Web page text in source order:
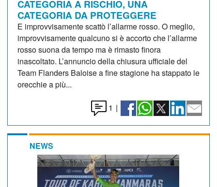
CATEGORIA A RISCHIO, UNA
CATEGORIA DA PROTEGGERE
E improvvisamente scattò l’allarme rosso. O meglio,
improvvisamente qualcuno si è accorto che l’allarme
rosso suona da tempo ma è rimasto finora
inascoltato. L’annuncio della chiusura ufficiale del
Team Flanders Baloise a fine stagione ha stappato le
orecchie a più...
1 |
NEWS